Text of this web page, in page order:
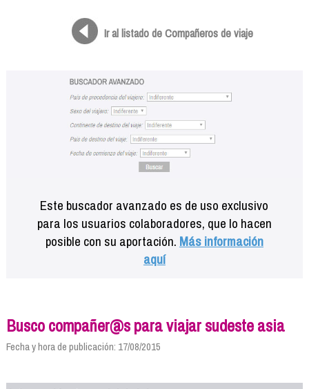
Ir al listado de Compañeros de viaje
Este buscador avanzado es de uso exclusivo
para los usuarios colaboradores, que lo hacen
posible con su aportación. Más información
aquí
Busco compañer@s para viajar sudeste asia
Fecha y hora de publicación: 17/08/2015